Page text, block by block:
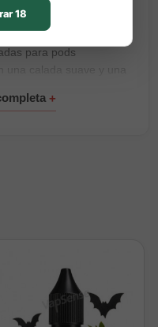
buscan una calada
para pods
una calada suave y una
un sabor cítrico
MTL.
18